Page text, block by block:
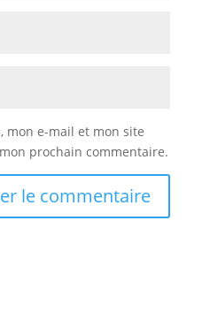
mon e-mail et mon site
prochain commentaire.